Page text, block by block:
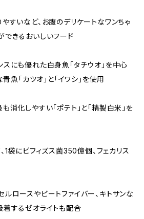
すいなど、お腹のデリケートなワンちゃ
きるおいしいフード
にも優れた白身魚「タチウオ」を中心
魚「カツオ」と「イワシ」を使用
消化しやすい「ポテト」と「精製白米」を
1袋にビフィズス菌350億個、フェカリス
ロースやビートファイバー、キトサンな
着するゼオライトも配合